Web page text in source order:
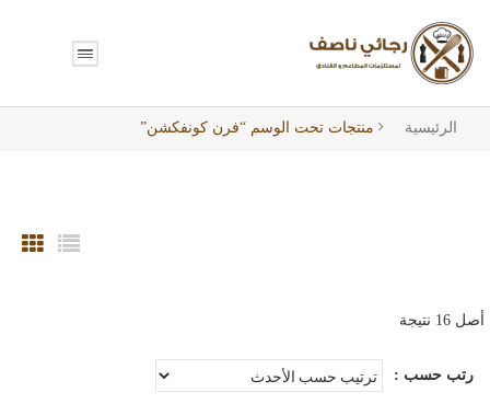
الرئيسية منتجات تحت الوسم “فرن كونفكشن”
حسب
رتب حسب :